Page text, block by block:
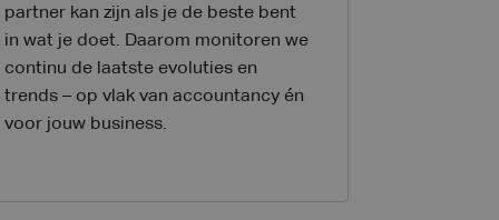
partner kan zijn als je de beste bent
in wat je doet. Daarom monitoren we
continu de laatste evoluties en
trends – op vlak van accountancy én
voor jouw business.